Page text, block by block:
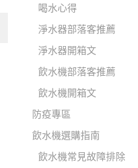
喝水心得
淨水器部落客推薦
淨水器開箱文
飲水機部落客推薦
飲水機開箱文
防疫專區
飲水機選購指南
飲水機常見故障排除